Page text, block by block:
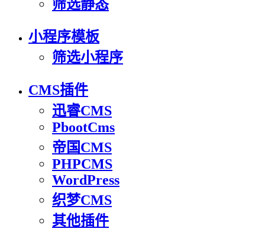
筛选静态
小程序模板
筛选小程序
CMS插件
迅睿CMS
PbootCms
帝国CMS
PHPCMS
WordPress
织梦CMS
其他插件